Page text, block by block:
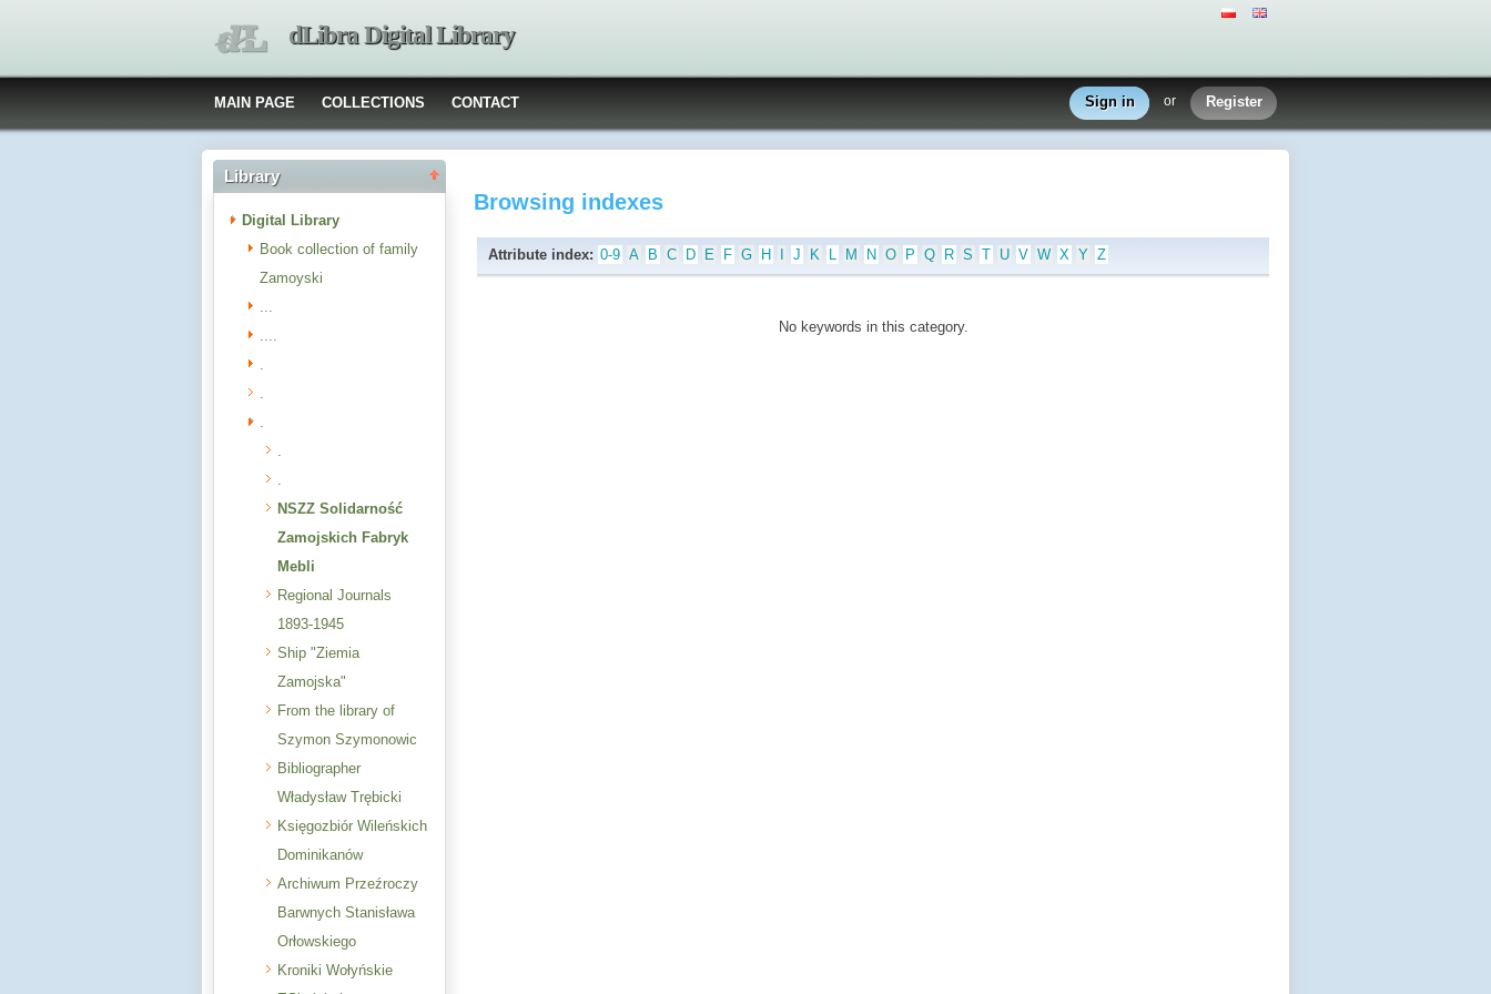
dLibra Digital Library
MAIN PAGE COLLECTIONS CONTACT Sign in or Register
Library
Digital Library
Book collection of family
Zamoyski
...
....
.
.
.
.
.
NSZZ Solidarność
Zamojskich Fabryk
Mebli
Regional Journals
1893-1945
Ship "Ziemia
Zamojska"
From the library of
Szymon Szymonowic
Bibliographer
Władysław Trębicki
Księgozbiór Wileńskich
Dominikanów
Archiwum Przeźroczy
Barwnych Stanisława
Orłowskiego
Kroniki Wołyńskie
Browsing indexes
Attribute index: 0-9 A B C D E F G H J K L M N O P Q R S T U V W X Y Z
No keywords in this category.